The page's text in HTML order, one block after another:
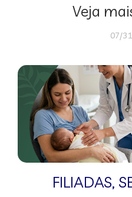
Veja
07/
FILIADAS,